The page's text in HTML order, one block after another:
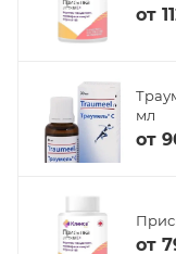
от
мл
от
от